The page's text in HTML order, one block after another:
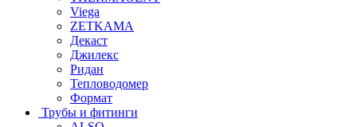
Viega
ZETKAMA
Декаст
Джилекс
Ридан
Тепловодомер
Формат
Трубы и фитинги